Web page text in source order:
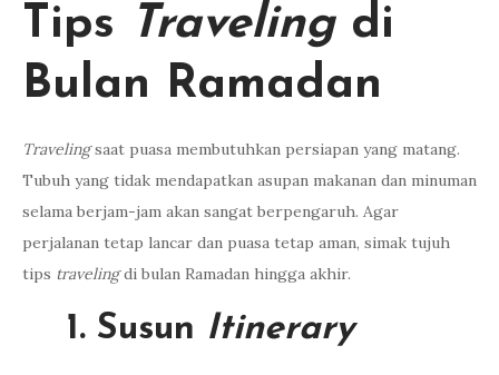
Tips Travelingdi
Bulan Ramadan
Travelingsaat puasa membutuhkan persiapan yang matang.
Tubuh yang tidak mendapatkan asupan makanan dan minuman
selama berjam-jam akan sangat berpengaruh. Agar
perjalanan tetap lancar dan puasa tetap aman, simak tujuh
tips travelingdi bulan Ramadan hingga akhir.
1. Susun Itinerary